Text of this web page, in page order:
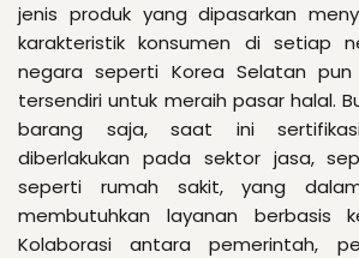
jenis produk yang dipasarkan
karakteristik konsumen di setiap
negara seperti Korea Selatan
tersendiri untuk meraih pasar halal.
barang saja, saat ini
diberlakukan pada sektor jasa,
seperti rumah sakit, yang
membutuhkan layanan berbasis
Kolaborasi antara pemerintah,